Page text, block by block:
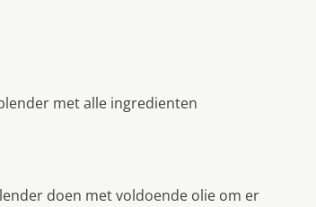
met alle ingredienten
doen met voldoende olie om er